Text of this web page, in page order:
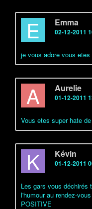
E Emma
02-12-2011
je vous adore vous
A Aurelie
01-12-2011
Vous etes super hate
K Kévin
01-12-2011
Les gars vous déchirés
l'humour au rendez-
POSITIVE